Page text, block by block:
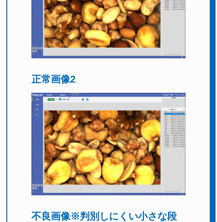
正常画像2
不良画像※判別しにくい小さな段